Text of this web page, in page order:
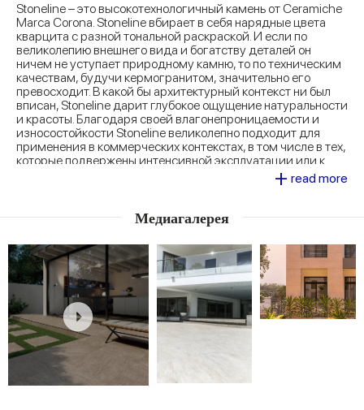
Stoneline – это высокотехнологичный камень от Ceramiche
Marca Corona. Stoneline вбирает в себя нарядные цвета
кварцита с разной тональной раскраской. И если по
великолепию внешнего вида и богатству деталей он
ничем не уступает природному камню, то по техническим
качествам, будучи кермогранитом, значительно его
превосходит. В какой бы архитектурный контекст ни был
вписан, Stoneline дарит глубокое ощущение натуральности
и красоты. Благодаря своей влагонепроницаемости и
износостойкости Stoneline великолепно подходит для
применения в коммерческих контекстах, в том числе в тех,
которые подвержены интенсивной эксплуатации или к
которым предъявляются повышенные требования в плане
+ read more
Медиагалерея